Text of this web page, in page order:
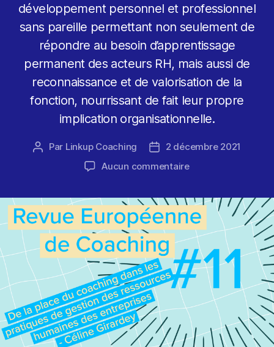
développement personnel et professionnel
sans pareille permettant non seulement de
répondre au besoin d’apprentissage
permanent des acteurs RH, mais aussi de
reconnaissance et de valorisation de la
fonction, nourrissant de fait leur propre
implication organisationnelle.
Auteur
Par Linkup Coaching
Date2 décembre 2021
Aucun commentairesur
place
du
coaching
dans
les
pratiques
gestion
des
ressources
humaines